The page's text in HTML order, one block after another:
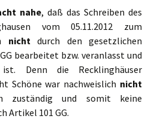
nahe, daß das Schreiben des
vom 05.11.2012 zum
nicht durch den gesetzlichen
bearbeitet bzw. veranlasst und
Denn die Recklinghäuser
Schöne war nachweislich nicht
zuständig und somit keine
Artikel 101 GG.